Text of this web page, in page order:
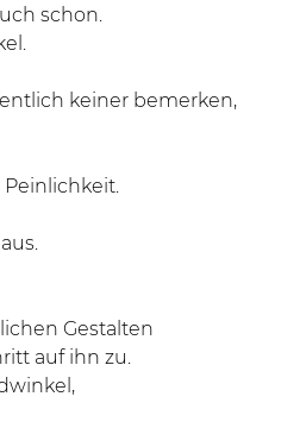
schon.
keiner bemerken,
Peinlichkeit.
Gestalten
auf ihn zu.